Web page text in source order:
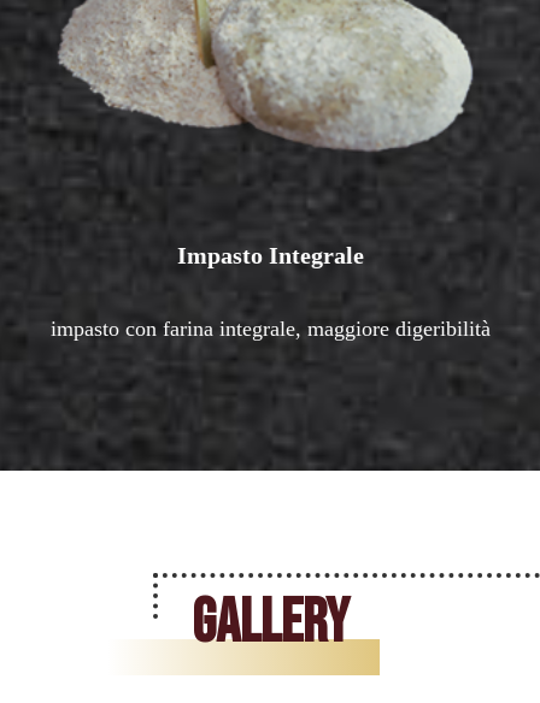
Impasto Integrale
impasto con farina integrale, maggiore digeribilità
Gallery